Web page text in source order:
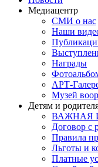
Медиацентр
СМИ о нас
Наши
Награды
АРТ-
Музей
Детям и
ВАЖНАЯ
Договор с
Правила
Льготы и
Платные